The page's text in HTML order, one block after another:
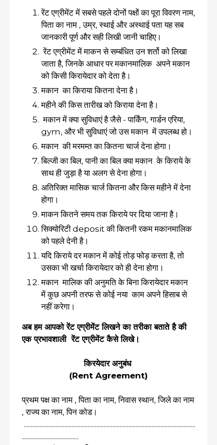
रेंट एग्रीमेंट में सबसे पहले दोनों पक्षों का पूरा विवरण नाम,
पिता का नाम , उम्र, स्थाई और अस्थाई पता यह सब
जानकारी पूर्ण और सही लिखी जानी चाहिए।
रेंट एग्रीमेंट में माकन से सम्बंधित उन शर्तो को लिखा
जाता है, जिनके आधार पर मकानमालिक अपने मकान
को किसी किरायेदार को देता है।
मकान का किराया कितना देना है।
महीने की किस तारीख को किराया देना है।
मकान में क्या सुविधाएं है जैसे - पार्किंग, गार्डन एरिया,
gym, और भी सुविधाएं जो उस मकान में उपलब्ध हो।
मकान की मरमम्त का कितना चार्ज देना होगा।
बिल्जी का बिल, पानी का बिल क्या मकान के किराये के
साथ ही जुड़ा है या अलग से देना होगा।
अतिरिक्त मासिक चार्ज कितना और किस महीने में देना
होगा।
माकन कितने समय तक किराये पर दिया जाना है।
सिक्योरिटी deposit की कितनी रकम मकानमालिक
को पहले देनी है।
यदि किराये दर मकान में कोई तोड़ फोड़ करता है, तो
उसका भी खर्चा किरायेदार को ही देना होगा।
मकान मालिक की अनुमति के बिना किरायेदार मकान
में कुछ अपनी तरफ से कोई नया काम अपने हिसाब से
नहीं करेगा।
अब हम आपको रेंट एग्रीमेंट लिखने का तरीका बताते है की
एक प्रभावशाली रेंट एग्रीमेंट कैसे लिखे।
किरयेदार अनुबंध
(Rent Agreement)
प्रथम पक्ष का नाम , पिता का नाम, निवास स्थान, जिले का नाम
, राज्य का नाम, पिन कोड।
......................................................................................................................
.......................................